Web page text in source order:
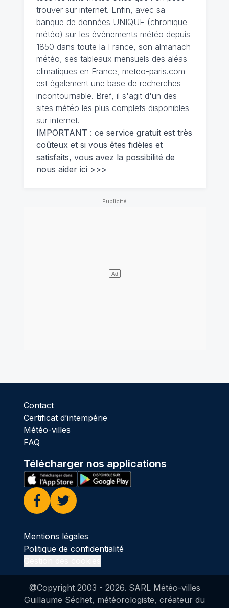
trouver sur internet. Enfin, avec sa
banque de données UNIQUE (chronique
météo) sur les événements météo depuis
1850 dans toute la France, son almanach
météo, ses tableaux mensuels des aléas
climatiques en France, meteo-paris.com
est également une base de recherches
incontournable. Bref, il s'agit d'un des
sites météo les plus complets disponibles
sur internet.
IMPORTANT : ce service gratuit est très
coûteux et si vous êtes fidèles et
satisfaits, vous avez la possibilité de
nous aider ici >>>
Contact
Certificat d’intempérie
Météo-villes
FAQ
Télécharger nos applications
Facebook
Twitter
Mentions légales
Politique de confidentialité
@Copyright 2003 - 2026. SARL Météo-villes
Guillaume Séchet, météorologiste, créateur du